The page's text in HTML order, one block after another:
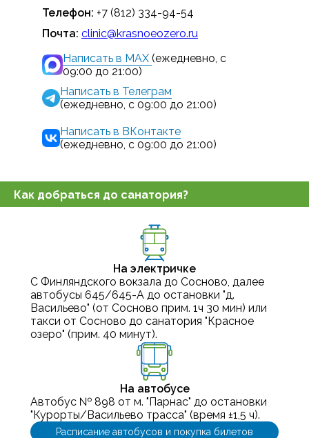
Написать в ВКонтакте
(ежедневно, с 09:00 до 21:00)
Написать в Телеграм
(ежедневно, с 09:00 до 21:00)
Написать в MAX (ежедневно, с
09:00 до 21:00)
Телефон: +7 (812) 334-94-54
Почта: clinic@krasnoeozero.ru
Как добраться до санатория?
На электричке
С Финляндского вокзала до Сосново, далее
автобусы 645/645-А до остановки "д.
Васильево" (от Сосново прим. 1ч 30 мин) или
такси от Сосново до санатория "Красное
озеро" (прим. 40 минут).
На автобусе
Автобус № 898 от м. "Парнас" до остановки
"Курорты/Васильево трасса" (время ±1,5 ч).
Расписание автобусов и покупка билетов